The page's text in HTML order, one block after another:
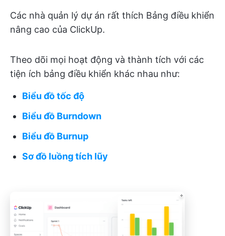
Các nhà quản lý dự án rất thích Bảng điều khiển
nâng cao của ClickUp.
Theo dõi mọi hoạt động và thành tích với các
tiện ích bảng điều khiển khác nhau như:
Biểu đồ tốc độ
Biểu đồ Burndown
Biểu đồ Burnup
Sơ đồ luồng tích lũy